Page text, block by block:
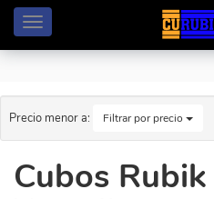
Menú
Precio menor a: Filtrar por precio
Cubos